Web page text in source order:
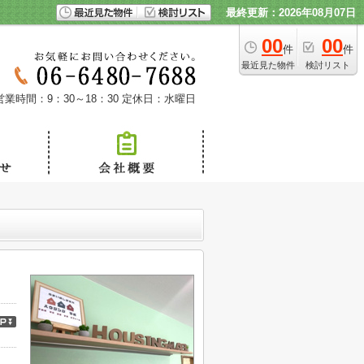
最終更新：2026年08月07日
00件
最近見た物件
00件
検討リスト
業時間：9：30～18：30 定休日：水曜日